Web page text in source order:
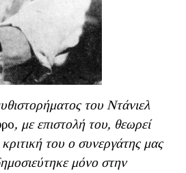
του Ντάνιελ
, με επιστολή του, θεωρεί
κριτική του ο συνεργάτης μας
μόνο στην